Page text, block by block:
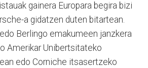
gainera Europara begira bizi
a gidatzen duten bitartean.
Berlingo emakumeen janzkera
Amerikar Unibertsitateko
edo Corniche itsasertzeko